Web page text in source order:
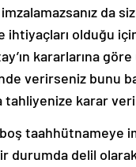
da
ihtiyaçları olduğu
kararlarına
verirseniz bunu
karar
boş taahhütnameye
durumda delil